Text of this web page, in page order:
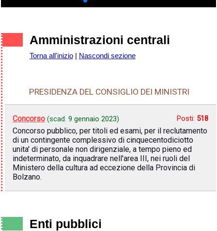
Amministrazioni centrali
Torna all'inizio| Nascondi sezione
PRESIDENZA DEL CONSIGLIO DEI MINISTRI
Concorso (scad. 9 gennaio 2023) Posti: 518
Concorso pubblico, per titoli ed esami, per il reclutamento
di un contingente complessivo di cinquecentodiciotto
unita' di personale non dirigenziale, a tempo pieno ed
indeterminato, da inquadrare nell'area III, nei ruoli del
Ministero della cultura ad eccezione della Provincia di
Bolzano.
Enti pubblici